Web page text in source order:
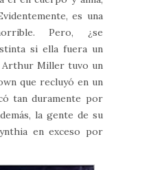
es una
Pero, ¿se
si ella fuera un
Arthur Miller tuvo un
que recluyó en un
tan duramente por
la gente de su
en exceso por